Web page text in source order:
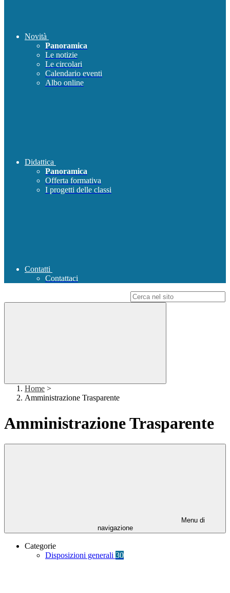
Novità
Panoramica
Le notizie
Le circolari
Calendario eventi
Albo online
Didattica
Panoramica
Offerta formativa
I progetti delle classi
Contatti
Contattaci
Home >
Amministrazione Trasparente
Amministrazione Trasparente
Menu di
navigazione
Categorie
Disposizioni generali 30